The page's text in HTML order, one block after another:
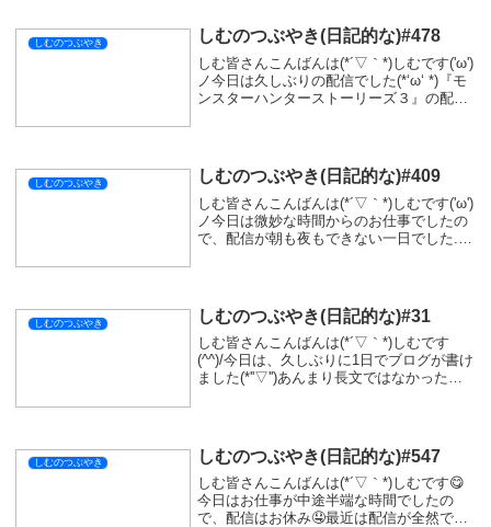
しむのつぶやき しむのつぶやき(日記的な)#478
しむ皆さんこんばんは(*´▽｀*)しむです('ω')
ノ今日は久しぶりの配信でした(*‘ω‘ *)『モ
ンスターハンターストーリーズ３』の配信
しむのつぶやき しむのつぶやき(日記的な)#409
しむ皆さんこんばんは(*´▽｀*)しむです('ω')
ノ今日は微妙な時間からのお仕事でしたの
で、配信が朝も夜もできない一日でした...
しむのつぶやき しむのつぶやき(日記的な)#31
しむ皆さんこんばんは(*´▽｀*)しむです
(^^)/今日は、久しぶりに1日でブログが書け
ました(*''▽'')あんまり長文ではなかったで
しむのつぶやき しむのつぶやき(日記的な)#547
しむ皆さんこんばんは(*´▽｀*)しむです😋
今日はお仕事が中途半端な時間でしたの
で、配信はお休み🤤最近は配信が全然でき